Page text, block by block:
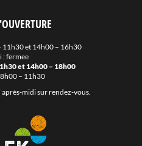
11h30 et 14h00 – 16h30
: fermee
et 14h00 – 18h00
– 11h30
midi sur rendez-vous.